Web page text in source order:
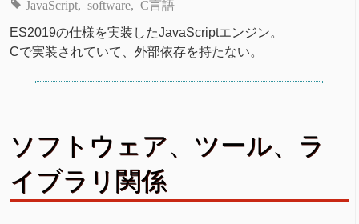
JavaScript software C言語
ES2019の仕様を実装したJavaScriptエンジン。
Cで実装されていて、外部依存を持たない。
ソフトウェア、ツール、ラ
イブラリ関係